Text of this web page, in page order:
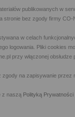
publikowanych w
stronie bez zgody firmy CO-
w celach
logowania. Pliki cookies
przy włączonej
na zapisywanie
z naszą Polityką Prywatności